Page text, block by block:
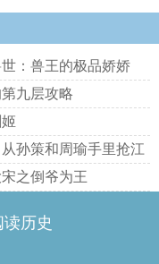
：兽王的极品娇娇
九层攻略
孙策和周瑜手里抢江
之倒爷为王
读历史